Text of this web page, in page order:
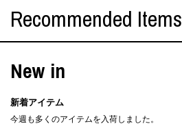
Recommended Items
New in
新着アイテム
今週も多くのアイテムを入荷しました。